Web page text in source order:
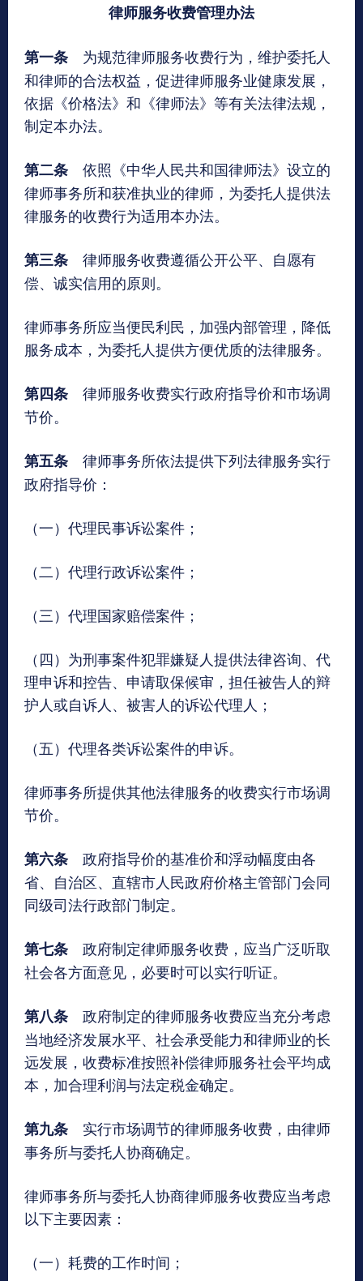
律师服务收费管理办法
第一条 为规范律师服务收费行为，维护委托人
和律师的合法权益，促进律师服务业健康发展，
依据《价格法》和《律师法》等有关法律法规，
制定本办法。
第二条 依照《中华人民共和国律师法》设立的
律师事务所和获准执业的律师，为委托人提供法
律服务的收费行为适用本办法。
第三条 律师服务收费遵循公开公平、自愿有
偿、诚实信用的原则。
律师事务所应当便民利民，加强内部管理，降低
服务成本，为委托人提供方便优质的法律服务。
第四条 律师服务收费实行政府指导价和市场调
节价。
第五条 律师事务所依法提供下列法律服务实行
政府指导价：
（一）代理民事诉讼案件；
（二）代理行政诉讼案件；
（三）代理国家赔偿案件；
（四）为刑事案件犯罪嫌疑人提供法律咨询、代
理申诉和控告、申请取保候审，担任被告人的辩
护人或自诉人、被害人的诉讼代理人；
（五）代理各类诉讼案件的申诉。
律师事务所提供其他法律服务的收费实行市场调
节价。
第六条 政府指导价的基准价和浮动幅度由各
省、自治区、直辖市人民政府价格主管部门会同
同级司法行政部门制定。
第七条 政府制定律师服务收费，应当广泛听取
社会各方面意见，必要时可以实行听证。
第八条 政府制定的律师服务收费应当充分考虑
当地经济发展水平、社会承受能力和律师业的长
远发展，收费标准按照补偿律师服务社会平均成
本，加合理利润与法定税金确定。
第九条 实行市场调节的律师服务收费，由律师
事务所与委托人协商确定。
律师事务所与委托人协商律师服务收费应当考虑
以下主要因素：
（一）耗费的工作时间；